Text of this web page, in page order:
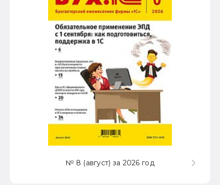
№ 8 (август) за 2026 год